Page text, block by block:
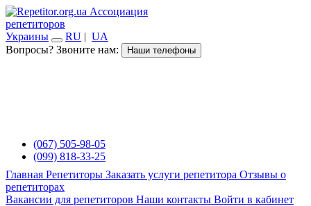
Ассоциация
репетиторов
Украины
RU | UA
Вопросы? Звоните нам:
Наши телефоны
(067) 505-98-05
(099) 818-33-25
Главная Репетиторы Заказать услуги репетитора Отзывы о
репетиторах
Вакансии для репетиторов Наши контакты Войти в кабинет